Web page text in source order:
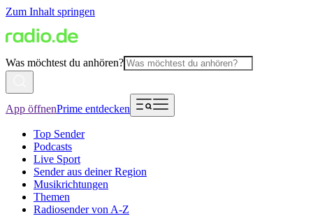
Zum Inhalt springen
Was möchtest du anhören?
App öffnenPrime entdecken
Top Sender
Podcasts
Live Sport
Sender aus deiner Region
Musikrichtungen
Themen
Radiosender von A-Z